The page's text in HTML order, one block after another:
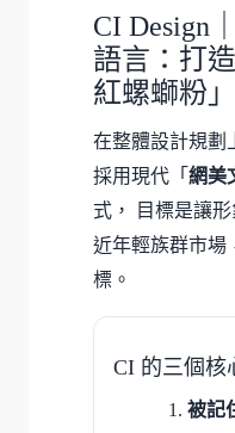
CI Design
語言：打
紅螺螄粉」
在整體設計規劃
採用現代「 網美
式， 目標是讓
近年輕族群市場
標。
CI 的三個核
被記